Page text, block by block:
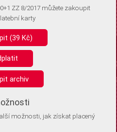
ukládat žádné informace
vás ale požádali o souhlas s
o stejné zařízení, a
do vašeho zařízení, abychom se
je kdykoli později upravit ve Správě
ZZ 8/2017 můžete zakoupit
karty
(39 Kč)
archiv
možnosti, jak získat placený